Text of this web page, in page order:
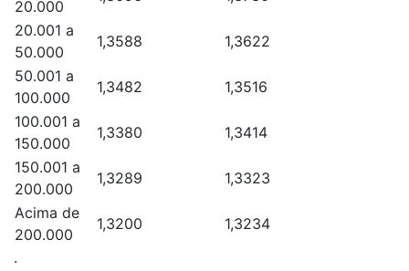
20.000
20.001 a
50.000
1,3588
1,3622
50.001 a
100.000
1,3482
1,3516
100.001 a
150.000
1,3380
1,3414
150.001 a
200.000
1,3289
1,3323
Acima de
200.000
1,3200
1,3234
.